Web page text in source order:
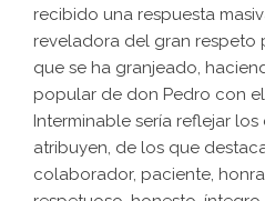
recibido una respuesta
reveladora del gran respeto
que se ha granjeado,
popular de don Pedro con
Interminable sería reflejar
atribuyen, de los que
colaborador, paciente,